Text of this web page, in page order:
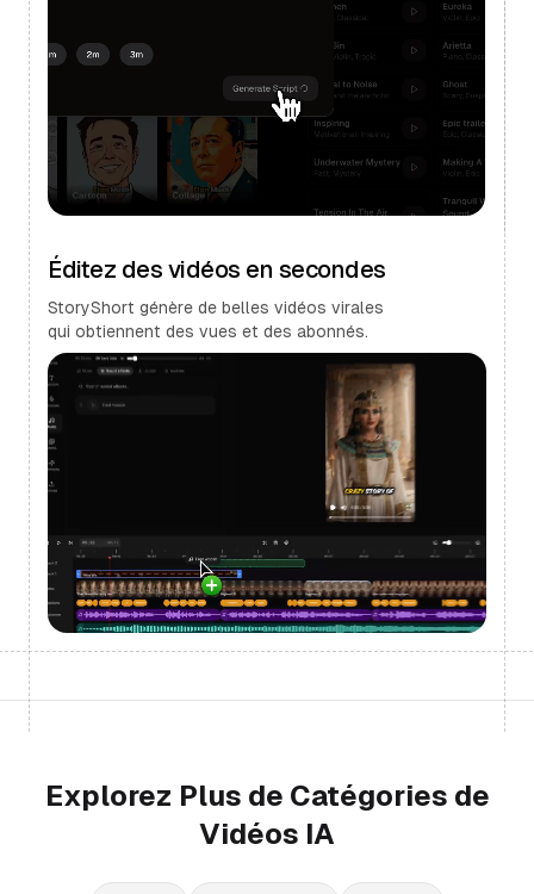
Éditez des vidéos en secondes
StoryShort génère de belles vidéos virales
qui obtiennent des vues et des abonnés.
Explorez Plus de Catégories de
Vidéos IA